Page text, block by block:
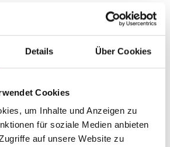
Details Über Cookies
Cookies
um Inhalte und Anzeigen zu
für soziale Medien anbieten
auf unsere Website zu
Ansatz
DataOps